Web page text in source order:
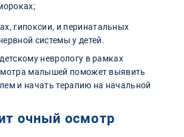
гипоксии, и перинатальных
системы у детей.
неврологу в рамках
малышей поможет выявить
и начать терапию на начальной
очный осмотр